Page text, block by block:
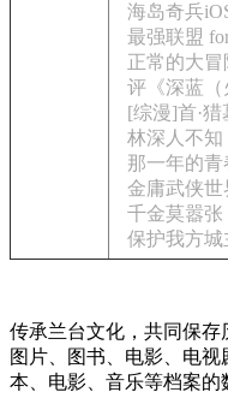
海岛奇兵
最强联盟
正常的大冒
评《深蓝（
[综漫]首·
林深人不知
那一年的青
金庸武侠世
千金莫嚣张
保护我方城
传承兰台文化，共同保存
图片、图书、电影、电
本、电影、音乐等档案的